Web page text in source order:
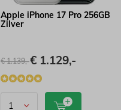
Apple iPhone 17 Pro 256GB
Zilver
€ 1.139,-€ 1.129,-